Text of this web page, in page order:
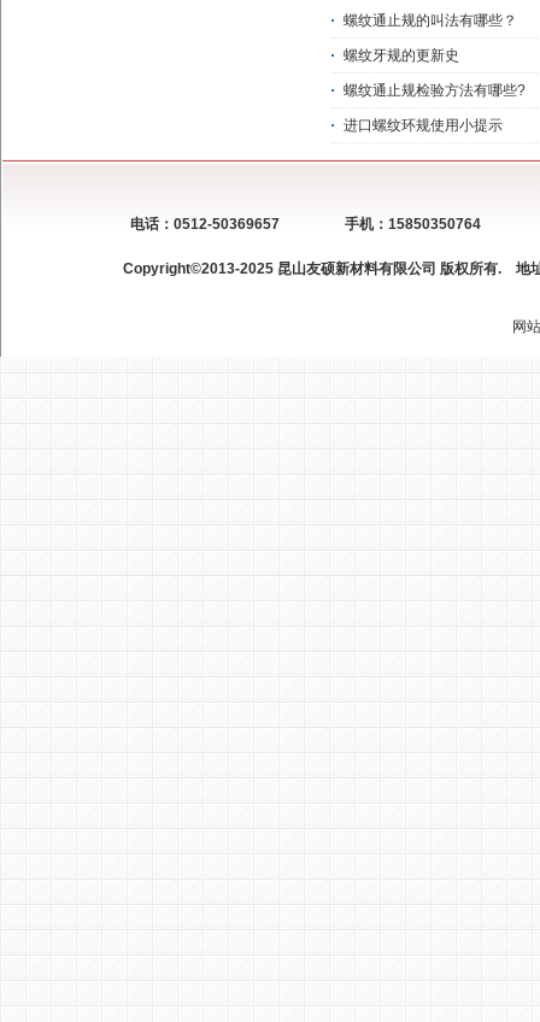
螺纹通止规的叫法有哪些？
螺纹牙规的更新史
螺纹通止规检验方法有哪些?
进口螺纹环规使用小提示
电话：0512-50369657 手机：15850350764
Copyright©2013-2025 昆山友硕新材料有限公司 版权所有. 地
网